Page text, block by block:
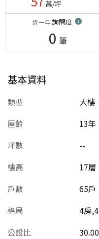
萬/坪
近一年詢問度
0 筆
基本資料
類型
大樓
屋齡
13年
坪數
--
樓高
17層
戶數
65戶
格局
4房
公設比